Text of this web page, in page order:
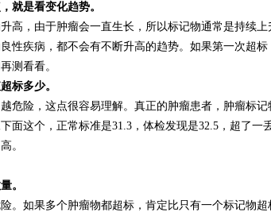
就是看变化趋势。
高，由于肿瘤会一直生长，所以标记物通常是持续
性疾病，都不会有不断升高的趋势。如果第一次超
测看看。
标多少。
危险，这点很容易理解。真正的肿瘤患者，肿瘤标
面这个，正常标准是31.3，体检发现是32.5，超了
。
。
。如果多个肿瘤物都超标，肯定比只有一个标记物